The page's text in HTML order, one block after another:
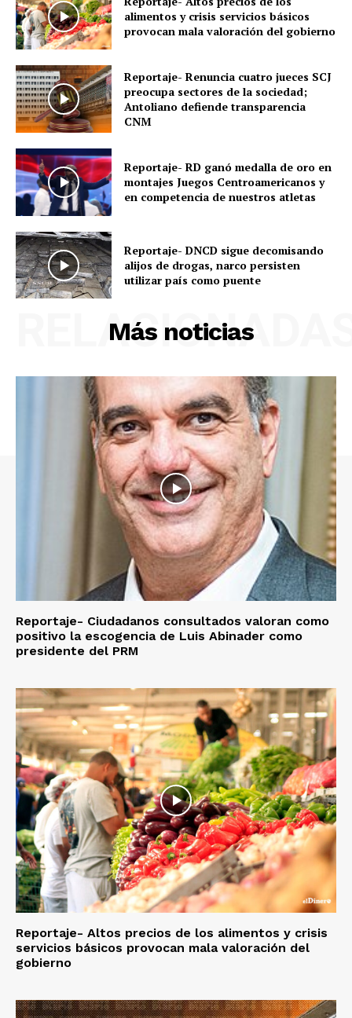
alimentos y crisis servicios básicos
provocan mala valoración del gobierno
Reportaje- Renuncia cuatro jueces SCJ
preocupa sectores de la sociedad;
Antoliano defiende transparencia
CNM
Reportaje- RD ganó medalla de oro en
montajes Juegos Centroamericanos y
en competencia de nuestros atletas
Reportaje- DNCD sigue decomisando
alijos de drogas, narco persisten
utilizar país como puente
Más noticias
Reportaje- Ciudadanos consultados valoran como
positivo la escogencia de Luis Abinader como
presidente del PRM
Reportaje- Altos precios de los alimentos y crisis
servicios básicos provocan mala valoración del
gobierno